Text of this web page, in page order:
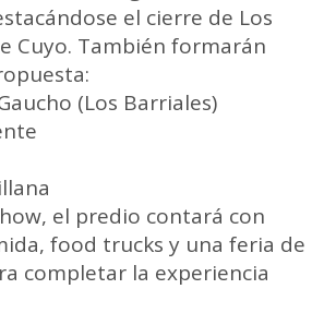
el cierre de Los
Cuyo. También formarán
(Los Barriales)
el predio contará con
food trucks y una feria de
completar la experiencia